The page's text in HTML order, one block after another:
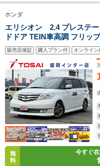
ホンダ
エリシオン 2.4 プレステ
ドドア TEIN車高調 フリッ
ビ バックカメラ 黒本革シー
ター スマートキー HIDヘッ
ETC
販売店保証 購入プラン付 オンライン
無
料
今すぐ